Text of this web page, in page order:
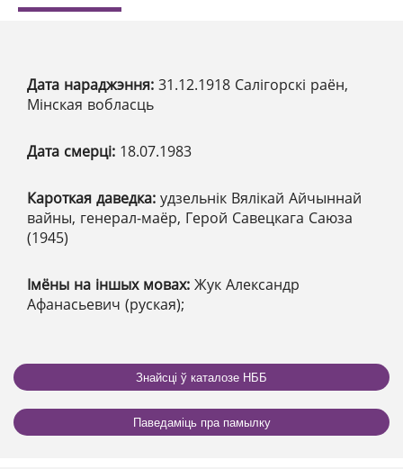
Дата нараджэння: 31.12.1918 Салігорскі раён,
Мінская вобласць
Дата смерці: 18.07.1983
Кароткая даведка: удзельнік Вялікай Айчыннай
вайны, генерал-маёр, Герой Савецкага Саюза
(1945)
Імёны на іншых мовах: Жук Александр
Афанасьевич (руская);
Знайсці ў каталозе НББ
Паведаміць пра памылку